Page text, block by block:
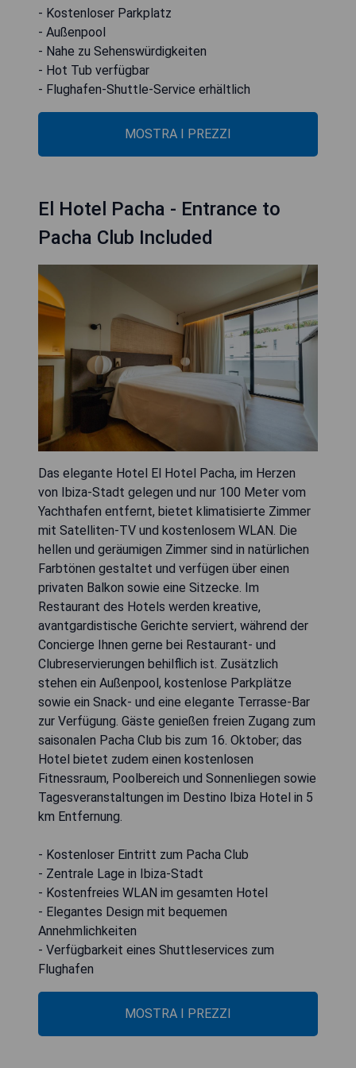
- Kostenloser Parkplatz
- Außenpool
- Nahe zu Sehenswürdigkeiten
- Hot Tub verfügbar
- Flughafen-Shuttle-Service erhältlich
MOSTRA I PREZZI
El Hotel Pacha - Entrance to
Pacha Club Included
Das elegante Hotel El Hotel Pacha, im Herzen
von Ibiza-Stadt gelegen und nur 100 Meter vom
Yachthafen entfernt, bietet klimatisierte Zimmer
mit Satelliten-TV und kostenlosem WLAN. Die
hellen und geräumigen Zimmer sind in natürlichen
Farbtönen gestaltet und verfügen über einen
privaten Balkon sowie eine Sitzecke. Im
Restaurant des Hotels werden kreative,
avantgardistische Gerichte serviert, während der
Concierge Ihnen gerne bei Restaurant- und
Clubreservierungen behilflich ist. Zusätzlich
stehen ein Außenpool, kostenlose Parkplätze
sowie ein Snack- und eine elegante Terrasse-Bar
zur Verfügung. Gäste genießen freien Zugang zum
saisonalen Pacha Club bis zum 16. Oktober; das
Hotel bietet zudem einen kostenlosen
Fitnessraum, Poolbereich und Sonnenliegen sowie
Tagesveranstaltungen im Destino Ibiza Hotel in 5
km Entfernung.
- Kostenloser Eintritt zum Pacha Club
- Zentrale Lage in Ibiza-Stadt
- Kostenfreies WLAN im gesamten Hotel
- Elegantes Design mit bequemen
Annehmlichkeiten
- Verfügbarkeit eines Shuttleservices zum
Flughafen
MOSTRA I PREZZI